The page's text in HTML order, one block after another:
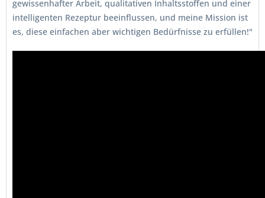
gewissenhafter Arbeit, qualitativen Inhaltsstoffen und einer
intelligenten Rezeptur beeinflussen, und meine Mission ist
es, diese einfachen aber wichtigen Bedürfnisse zu erfüllen!"